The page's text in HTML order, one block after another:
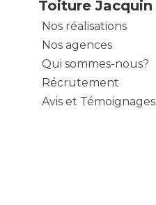
Toiture Jacquin
Nos réalisations
Nos agences
Qui sommes-nous?
Récrutement
Avis et Témoignages